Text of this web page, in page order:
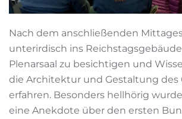
Nach dem anschließenden
unterirdisch ins
Plenarsaal zu besichtigen und
die Architektur und Gestaltung des
erfahren. Besonders hellhörig
eine Anekdote über den ersten